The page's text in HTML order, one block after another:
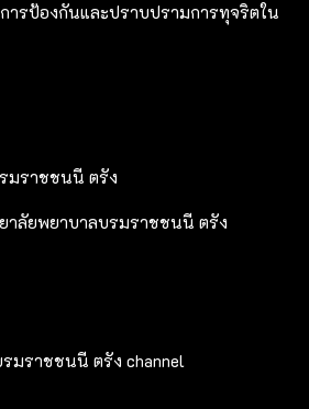
รป้องกันและปราบปรามการทุจริตใน
มราชชนนี ตรัง
าลัยพยาบาลบรมราชชนนี ตรัง
มราชชนนี ตรัง channel